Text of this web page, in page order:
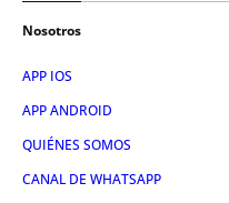
Nosotros
APP IOS
APP ANDROID
QUIÉNES SOMOS
CANAL DE WHATSAPP